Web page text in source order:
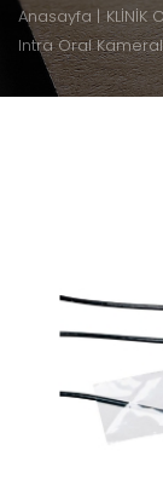
Anasayfa KLİNİK
Intra Oral